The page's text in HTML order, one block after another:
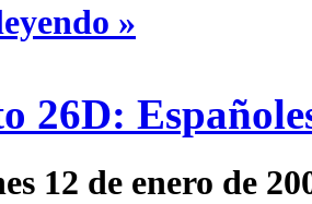
»
26D:
12 de enero de